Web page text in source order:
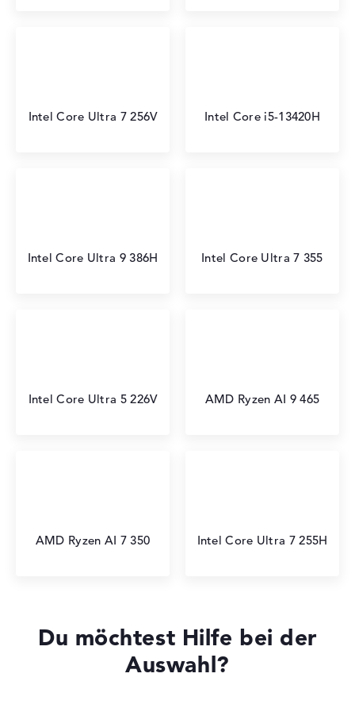
Intel Core Ultra 7 256V Intel Core i5-13420H
Intel Core Ultra 9 386H Intel Core Ultra 7 355
Intel Core Ultra 5 226V AMD Ryzen AI 9 465
AMD Ryzen AI 7 350 Intel Core Ultra 7 255H
Du möchtest Hilfe bei der
Auswahl?